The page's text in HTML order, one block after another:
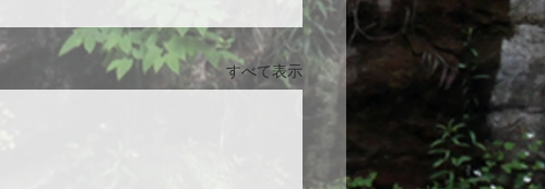
すべて表示